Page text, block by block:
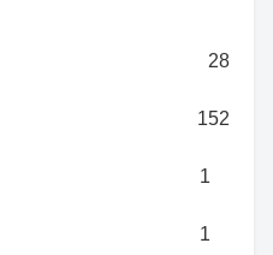
28
152
1
1